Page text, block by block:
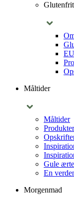
Glutenfrit
Måltider
Måltider
Produkter
Gule
En
Morgenmad